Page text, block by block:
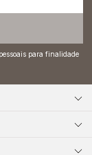
para finalidade